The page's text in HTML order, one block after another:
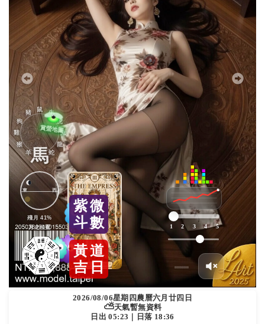
紫微
斗數
黃道
吉日
1 2 3 4 5
鼠
牛
虎
兔
龍
蛇
馬
羊
猴
雞
狗
豬
東 西
殘月 41%
月之位置
2026/08/06星期四 農曆六月廿四日
⛅天氣暫無資料
日出 05:23｜日落 18:36